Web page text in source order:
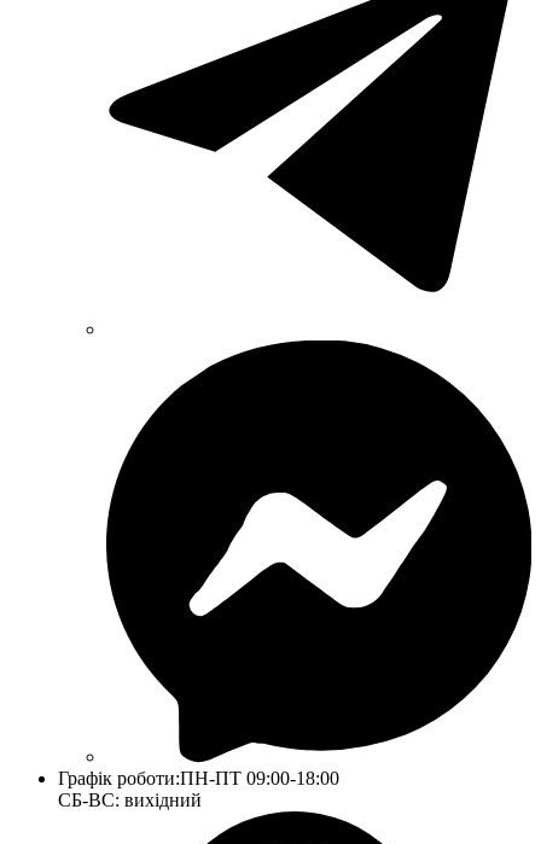
Графік роботи:ПН-ПТ 09:00-18:00
СБ-ВС: вихідний